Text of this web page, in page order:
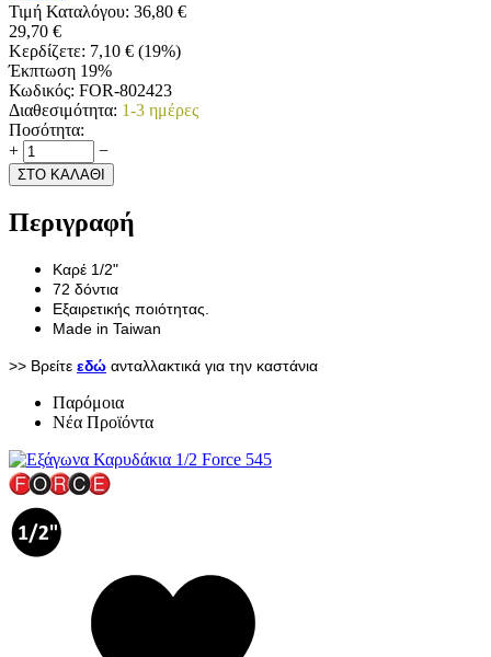
Τιμή Καταλόγου: 36,80 €
29,70 €
Κερδίζετε: 7,10 € (19%)
Έκπτωση 19%
Κωδικός: FOR-802423
Διαθεσιμότητα: 1-3 ημέρες
Ποσότητα:
+
−
ΣΤΟ ΚΑΛΑΘΙ
Περιγραφή
Καρέ 1/2"
72 δόντια
Εξαιρετικής ποιότητας.
Made in Taiwan
>> Βρείτε εδώ ανταλλακτικά για την καστάνια
Παρόμοια
Νέα Προϊόντα